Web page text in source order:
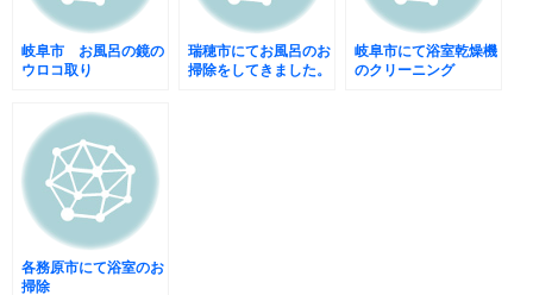
岐阜市 お風呂の鏡の
ウロコ取り
瑞穂市にてお風呂のお
掃除をしてきました。
岐阜市にて浴室乾燥機
のクリーニング
各務原市にて浴室のお
掃除